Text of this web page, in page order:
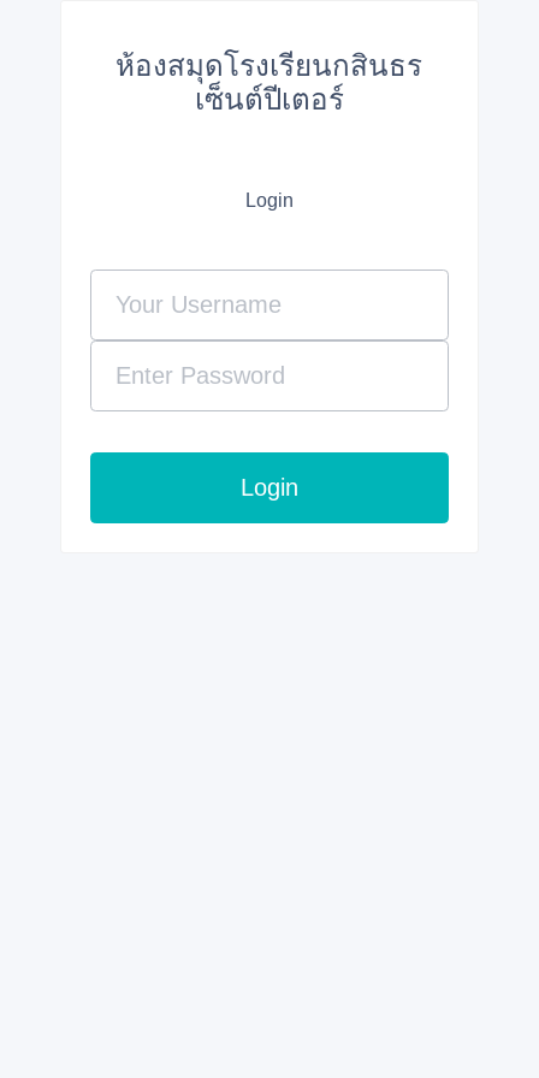
ห้องสมุดโรงเรียนกสินธร
เซ็นต์ปีเตอร์
Login
Login